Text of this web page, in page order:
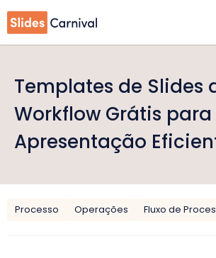
Templates de Slides
Workflow Grátis
Apresentação
Processo Operações Fluxo de